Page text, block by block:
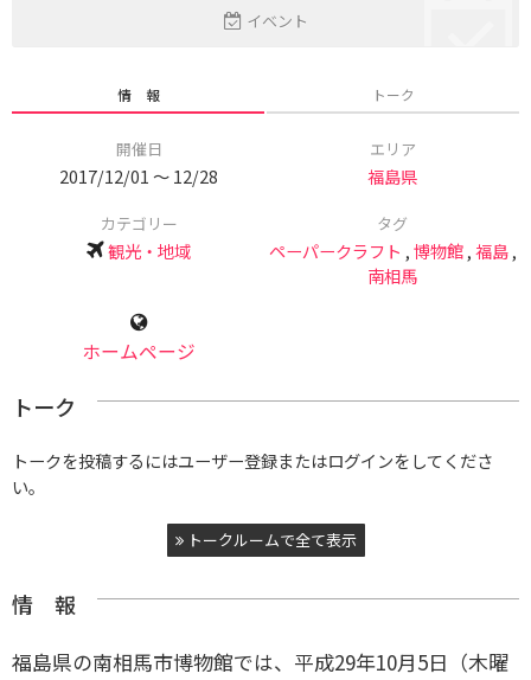
イベント
情 報 トーク
開催日
2017/12/01 〜 12/28
エリア
福島県
カテゴリー
観光・地域
タグ
ペーパークラフト ,博物館,福島,
南相馬
ホームページ
トーク
トークを投稿するにはユーザー登録またはログインをしてくださ
い。
トークルームで全て表示
情 報
福島県の南相馬市博物館では、平成29年10月5日（木曜